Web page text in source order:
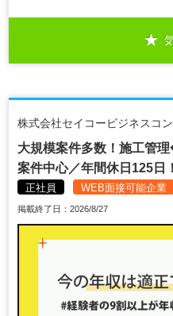
株式会社セイコービジネスコ
大規模案件多数！施工管
案件中心／年間休日125日
正社員 WEB面接可能企業
掲載終了日：2026/8/27